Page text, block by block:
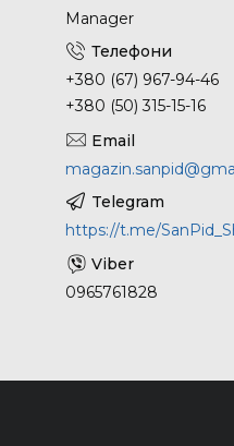
Manager
+380 (67) 967-94-46
+380 (50) 315-15-16
https://t.me/
0965761828